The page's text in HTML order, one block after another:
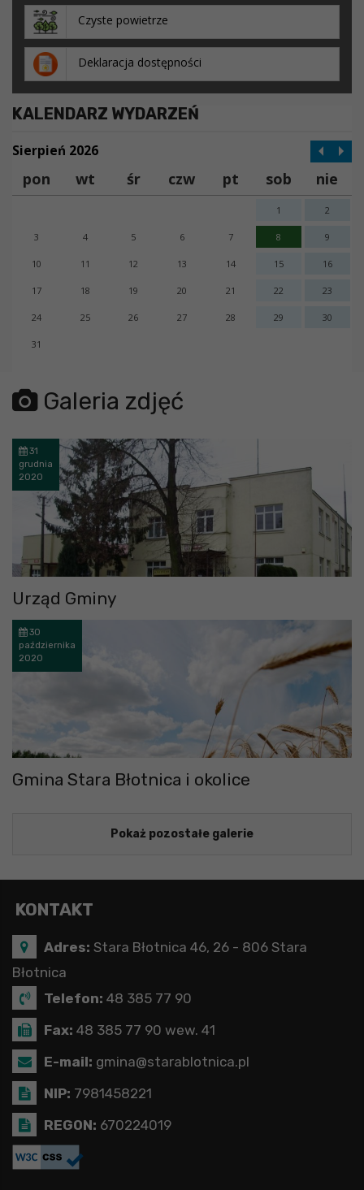
Czyste powietrze
Deklaracja dostępności
KALENDARZ WYDARZEŃ
Sierpień 2026
pon wt śr czw pt sob nie
1 2
3 4 5 6 7 8 9
10 11 12 13 14 15 16
17 18 19 20 21 22 23
24 25 26 27 28 29 30
31
error getting json:
Galeria zdjęć
31
grudnia
2020
Urząd Gminy
30
października
2020
Gmina Stara Błotnica i okolice
Pokaż pozostałe galerie
KONTAKT
Adres: Stara Błotnica 46, 26 - 806 Stara
Błotnica
Telefon: 48 385 77 90
Fax: 48 385 77 90 wew. 41
E-mail: gmina@starablotnica.pl
NIP: 7981458221
REGON: 670224019